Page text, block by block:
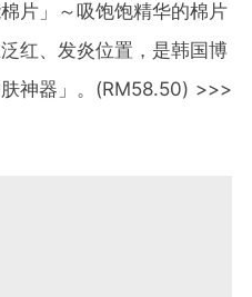
片」～吸饱饱精华的棉片
红、发炎位置，是韩国博
神器」。(RM58.50) >>>